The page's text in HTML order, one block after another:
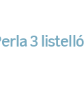
3 listelló